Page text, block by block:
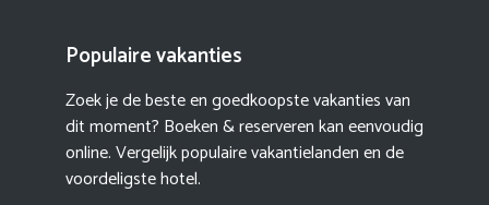
Populaire vakanties
Zoek je de beste en goedkoopste vakanties van
dit moment? Boeken & reserveren kan eenvoudig
online. Vergelijk populaire vakantielanden en de
voordeligste hotel.